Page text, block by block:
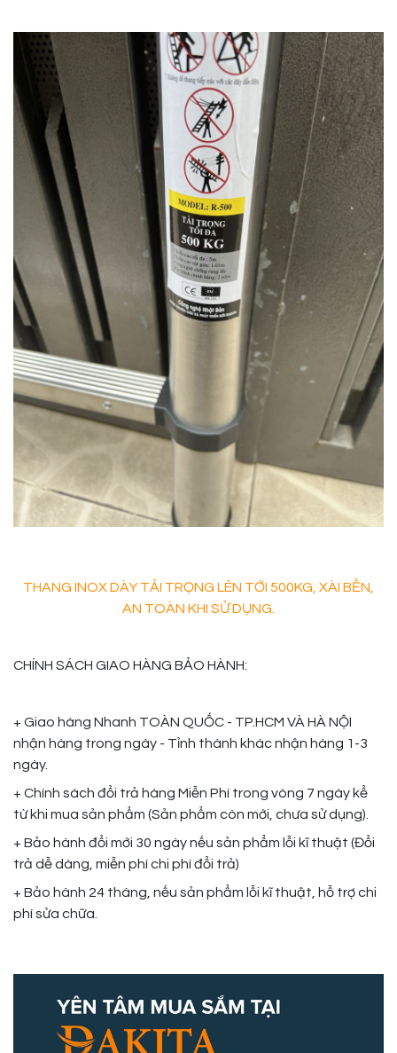
THANG INOX DÀY TẢI TRỌNG LÊN TỚI 500KG, XÀI BỀN,
AN TOÀN KHI SỬ DỤNG.
CHÍNH SÁCH GIAO HÀNG BẢO HÀNH:
+ Giao hàng Nhanh TOÀN QUỐC - TP.HCM VÀ HÀ NỘI
nhận hàng trong ngày - Tỉnh thành khác nhận hàng 1-3
ngày.
+ Chính sách đổi trả hàng Miễn Phí trong vòng 7 ngày kể
từ khi mua sản phẩm (Sản phẩm còn mới, chưa sử dụng).
+ Bảo hành đổi mới 30 ngày nếu sản phẩm lỗi kĩ thuật (Đổi
trả dễ dàng, miễn phí chi phí đổi trả)
+ Bảo hành 24 tháng, nếu sản phẩm lỗi kĩ thuật, hỗ trợ chi
phí sửa chữa.